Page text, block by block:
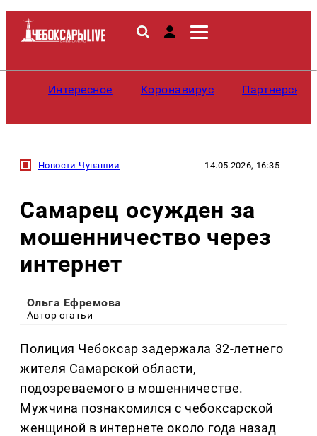
Интересное Коронавирус
Новости Чувашии 14.05.2026, 16:35
Самарец осужден за
мошенничество через
интернет
Ольга Ефремова
Автор статьи
Полиция Чебоксар задержала 32-летнего
жителя Самарской области,
подозреваемого в мошенничестве.
Мужчина познакомился с чебоксарской
женщиной в интернете около года назад